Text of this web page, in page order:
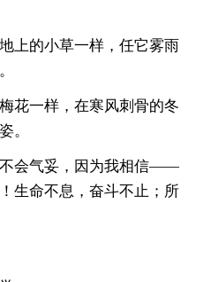
上的小草一样，任它雾雨
花一样，在寒风刺骨的冬
。
会气妥，因为我相信——
生命不息，奋斗不止；所